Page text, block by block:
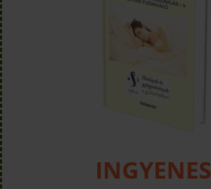
INGYENES